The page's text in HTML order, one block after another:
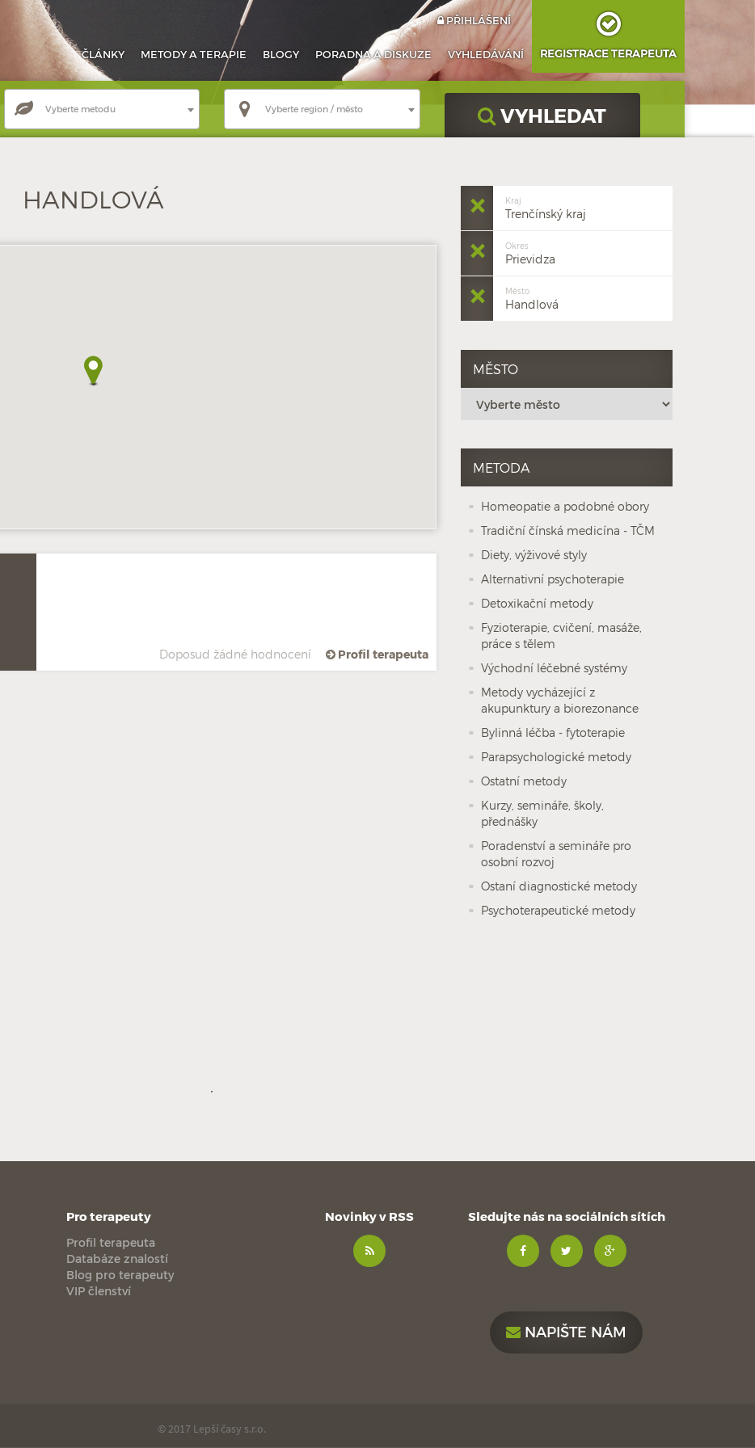
ČLÁNKY METODYA TERAPIE BLOGY PORADNAA DISKUZE VYHLEDÁVÁNÍ
PŘIHLÁŠENÍ
REGISTRACE TERAPEUTA
Vyberte metodu Vyberte region / město VYHLEDAT
HANDLOVÁ
Doposud žádné hodnocení Profil terapeuta
Kraj
Trenčínský kraj
Okres
Prievidza
Město
Handlová
MĚSTO
METODA
Homeopatie a podobné obory
Tradiční čínská medicína - TČM
Diety, výživové styly
Alternativní psychoterapie
Detoxikační metody
Fyzioterapie, cvičení, masáže,
práce s tělem
Východní léčebné systémy
Metody vycházející z
akupunktury a biorezonance
Bylinná léčba - fytoterapie
Parapsychologické metody
Ostatní metody
Kurzy, semináře, školy,
přednášky
Poradenství a semináře pro
osobní rozvoj
Ostaní diagnostické metody
Psychoterapeutické metody
Pro terapeuty
Profil terapeuta
Databáze znalostí
Blog pro terapeuty
VIP členství
Novinky v RSS Sledujte nás na sociálních sítích
NAPIŠTE NÁM
© 2017 Lepší časy s.r.o.